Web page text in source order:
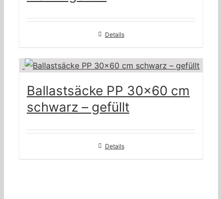
Details
Ballastsäcke PP 30×60 cm
schwarz – gefüllt
Details